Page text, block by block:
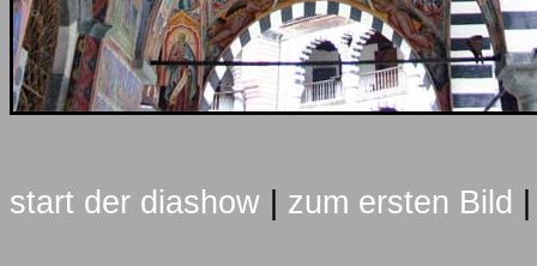
start der diashow zum ersten Bild